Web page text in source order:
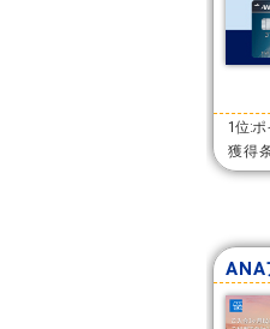
1位:
獲得